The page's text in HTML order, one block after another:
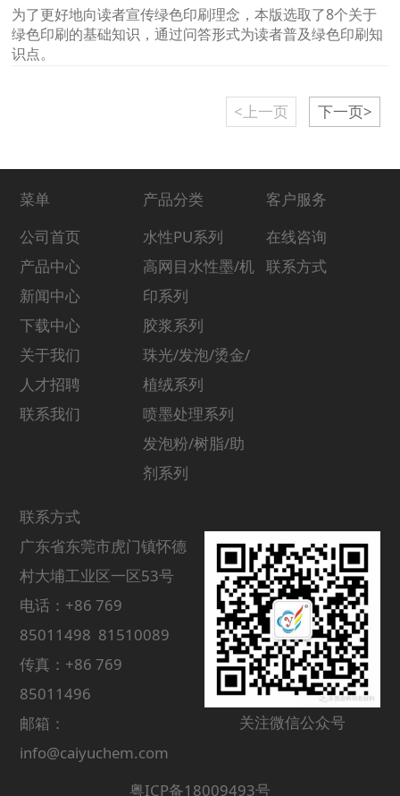
为了更好地向读者宣传绿色印刷理念，本版选取了8个关于
绿色印刷的基础知识，通过问答形式为读者普及绿色印刷知
识点。
<上一页 下一页>
菜单
公司首页
产品中心
新闻中心
下载中心
关于我们
人才招聘
联系我们
产品分类
水性PU系列
高网目水性墨/机
印系列
胶浆系列
珠光/发泡/烫金/
植绒系列
喷墨处理系列
发泡粉/树脂/助
剂系列
客户服务
在线咨询
联系方式
联系方式
广东省东莞市虎门镇怀德
村大埔工业区一区53号
电话：+86 769
85011498 81510089
传真：+86 769
85011496
邮箱：
info@caiyuchem.com
关注微信公众号
粤ICP备18009493号